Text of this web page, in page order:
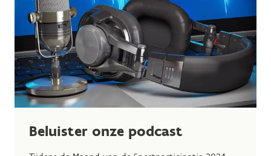
Beluister onze podcast